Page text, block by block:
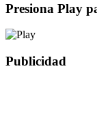
Presiona Play
Publicidad